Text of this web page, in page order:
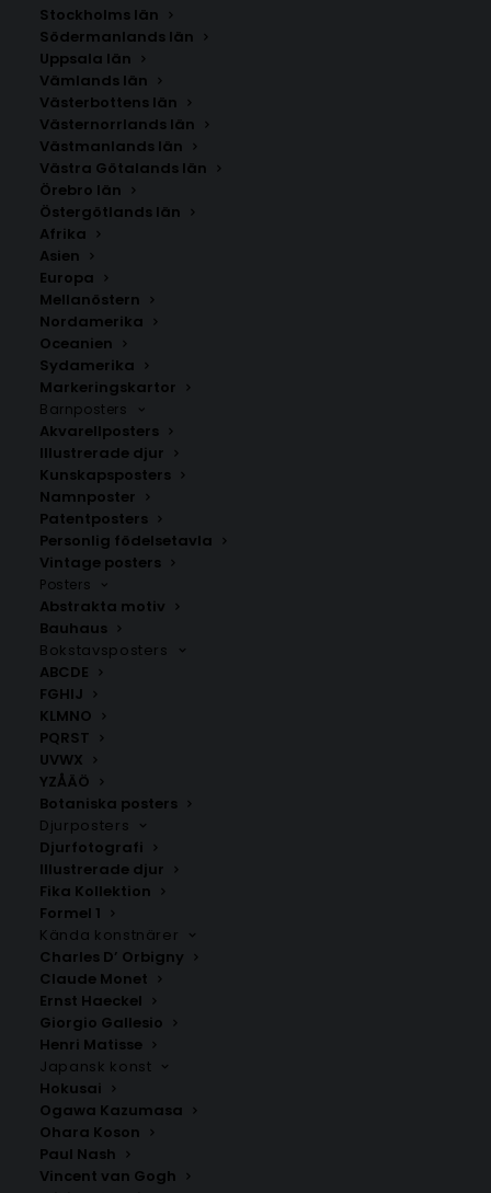
Stockholms län
Södermanlands län
Uppsala län
Vämlands län
Västerbottens län
Västernorrlands län
Västmanlands län
Västra Götalands län
Örebro län
Östergötlands län
Afrika
Asien
Europa
Mellanöstern
Nordamerika
Oceanien
Sydamerika
Markeringskartor
Barnposters
Akvarellposters
Illustrerade djur
Kunskapsposters
Namnposter
Patentposters
Personlig födelsetavla
Vintage posters
Posters
Abstrakta motiv
Bauhaus
Bokstavsposters
ABCDE
FGHIJ
KLMNO
PQRST
UVWX
YZÅÄÖ
Botaniska posters
Djurposters
Djurfotografi
Illustrerade djur
Fika Kollektion
Formel 1
Kända konstnärer
Charles D’ Orbigny
Claude Monet
Ernst Haeckel
Giorgio Gallesio
Henri Matisse
Japansk konst
Hokusai
Ogawa Kazumasa
Ohara Koson
Paul Nash
Vincent van Gogh
SÖK AFFISCHER
Sök
efter:
Duved
Fr. 200.00
SNABB LEVERANS
1-2 arbetsdagar
BILLIG FRAKT
39 kr i frakt inom Sverige
KUNDSERVICE
Behöver du assistans?
SÄKER BETALNING
Swisha, eller betala med Klarna
Snygga posters online
Upptäck ett brett utbud av högkvalitativa posters